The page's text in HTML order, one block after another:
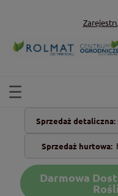
Sprzedaż detaliczna:
Sprzedaż hurtowa:
Darmowa